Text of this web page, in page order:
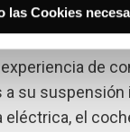
las Cookies
Ágil y
de
a su
el